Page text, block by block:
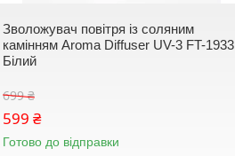
Зволожувач повітря із соляним
камінням Aroma Diffuser UV-3 FT-1933
Білий
699 ₴
599 ₴
Готово до відправки